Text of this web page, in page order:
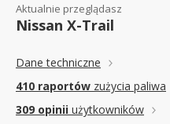
Aktualnie przeglądasz
Nissan X-Trail
Dane techniczne
410 raportów zużycia paliwa
309 opinii użytkowników